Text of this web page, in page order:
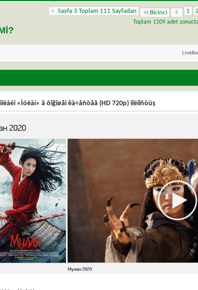
Sayfa 3 Toplam 111 Sayfadan Birinci 1
Toplam 1109 adet
«Ìóëàí» â õîğîøåì êà÷åñòâå (HD 720p) ïîëíîñòüş